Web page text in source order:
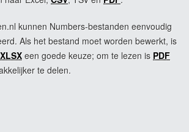
kunnen Numbers-bestanden eenvoudig
Als het bestand moet worden bewerkt, is
een goede keuze; om te lezen is PDF
te delen.